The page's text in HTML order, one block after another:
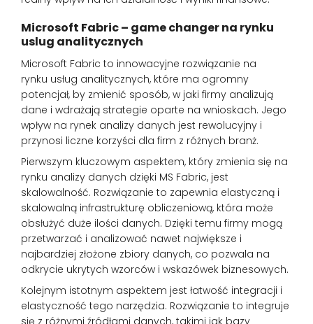
Microsoft Fabric – game changer na rynku
uslug analitycznych
Microsoft Fabric to innowacyjne rozwiązanie na
rynku usług analitycznych, które ma ogromny
potencjał, by zmienić sposób, w jaki firmy analizują
dane i wdrażają strategie oparte na wnioskach. Jego
wpływ na rynek analizy danych jest rewolucyjny i
przynosi liczne korzyści dla firm z różnych branż.
Pierwszym kluczowym aspektem, który zmienia się na
rynku analizy danych dzięki MS Fabric, jest
skalowalność. Rozwiązanie to zapewnia elastyczną i
skalowalną infrastrukturę obliczeniową, która może
obsłużyć duże ilości danych. Dzięki temu firmy mogą
przetwarzać i analizować nawet największe i
najbardziej złożone zbiory danych, co pozwala na
odkrycie ukrytych wzorców i wskazówek biznesowych.
Kolejnym istotnym aspektem jest łatwość integracji i
elastyczność tego narzędzia. Rozwiązanie to integruje